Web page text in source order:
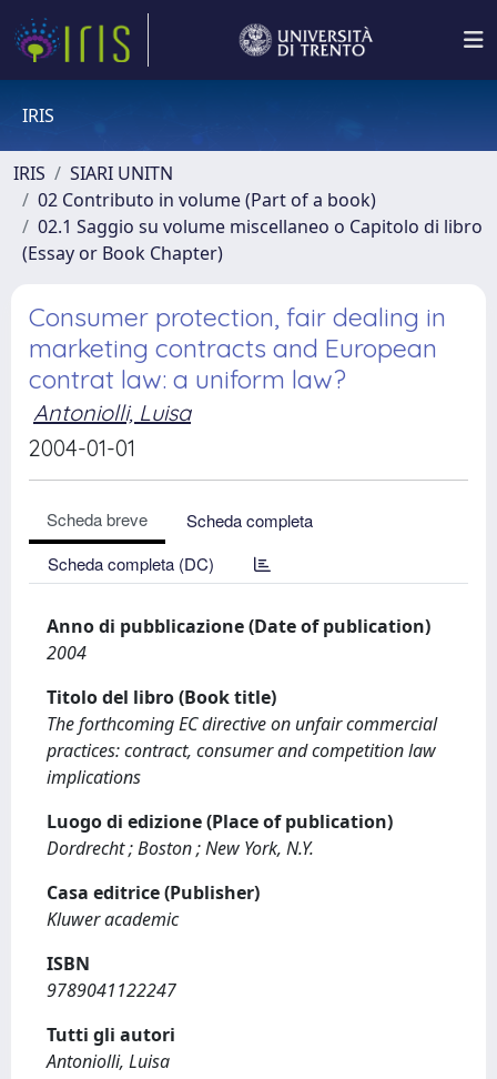
IRIS
IRIS
SIARI UNITN
02 Contributo in volume (Part of a book)
02.1 Saggio su volume miscellaneo o Capitolo di libro
(Essay or Book Chapter)
Consumer protection, fair dealing in
marketing contracts and European
contrat law: a uniform law?
Antoniolli, Luisa
2004-01-01
Scheda breve
Scheda completa
Scheda completa (DC)
Anno di pubblicazione (Date of publication)
2004
Titolo del libro (Book title)
The forthcoming EC directive on unfair commercial
practices: contract, consumer and competition law
implications
Luogo di edizione (Place of publication)
Dordrecht ; Boston ; New York, N.Y.
Casa editrice (Publisher)
Kluwer academic
ISBN
9789041122247
Tutti gli autori
Antoniolli, Luisa